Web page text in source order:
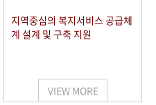
지역중심의 복지서비스 공급체
계 설계 및 구축 지원
VIEW MORE